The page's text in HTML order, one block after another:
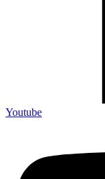
Youtube